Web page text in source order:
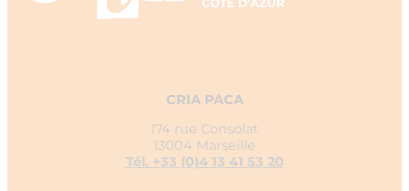
CRIA PACA
174 rue Consolat
13004 Marseille
Tél. +33 (0)4 13 41 53 20